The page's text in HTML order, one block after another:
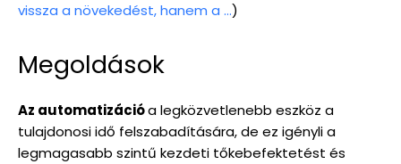
vissza a növekedést, hanem a …)
Megoldások
Az automatizációa legközvetlenebb eszköz a
tulajdonosi idő felszabadítására, de ez igényli a
legmagasabb szintű kezdeti tőkebefektetést és